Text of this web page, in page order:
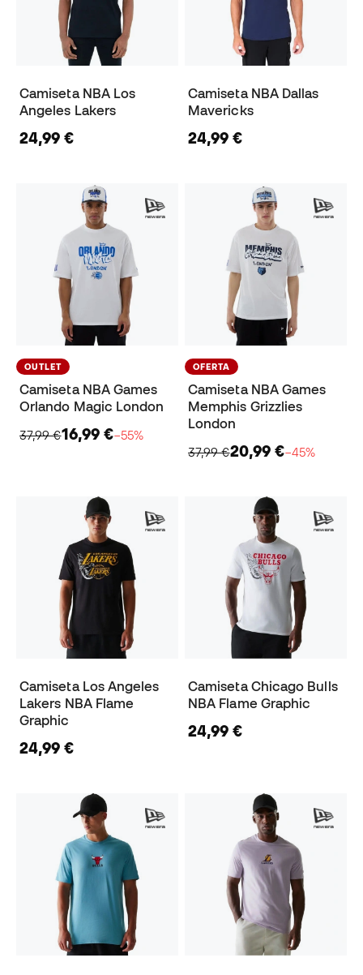
Camiseta NBA Los
Angeles Lakers
24,99 €
Camiseta NBA Dallas
Mavericks
24,99 €
OUTLET
Camiseta NBA Games
Orlando Magic London
37,99 €16,99 €−55%
OFERTA
Camiseta NBA Games
Memphis Grizzlies
London
37,99 €20,99 €−45%
Camiseta Los Angeles
Lakers NBA Flame
Graphic
24,99 €
Camiseta Chicago Bulls
NBA Flame Graphic
24,99 €